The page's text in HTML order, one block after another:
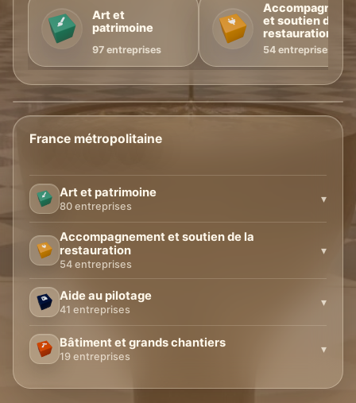
Art et
patrimoine
97 entreprises
et soutien de la
restauration
54 entreprises
Sélectionnez
une
région
pour
entreprises
France métropolitaine
Art et patrimoine
80 entreprises
▾
Accompagnement et soutien de la
restauration
54 entreprises
▾
Aide au pilotage
41 entreprises
▾
Bâtiment et grands chantiers
19 entreprises
▾